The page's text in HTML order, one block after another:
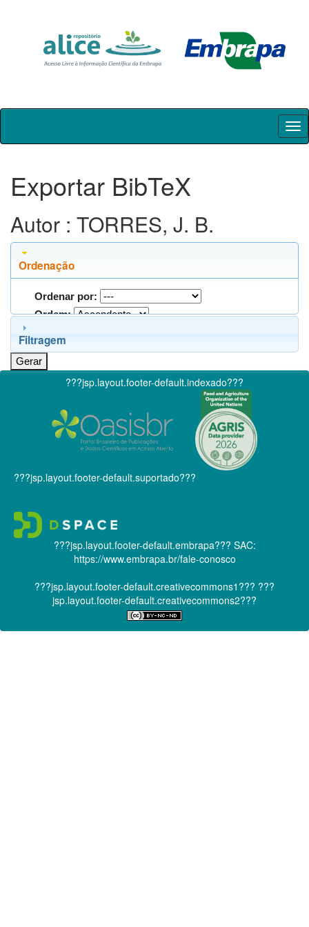
Skip
Exportar BibTeX
Autor : TORRES, J. B.
Ordenação
Ordenar por:
Ordem:
Filtragem
???jsp.layout.footer-default.indexado???
???jsp.layout.footer-default.suportado???
???jsp.layout.footer-default.embrapa??? SAC:
https://www.embrapa.br/fale-conosco
???jsp.layout.footer-default.creativecommons1??? ???
jsp.layout.footer-default.creativecommons2???